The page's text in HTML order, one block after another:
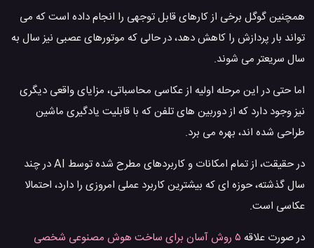
همچنین گوگل برخی از کارهای قابل توجهی را انجام داده است که می
تواند بار پردازش را کاهش دهد، در حالی که موتورهای عصبی نیز سال به
سال سریعتر می شوند.
اما حتی در این مرحله اولیه از عکاسی محاسباتی، مزایای واقعی دیگری
نیز وجود دارد که از دوربین های تلفن که با قابلیت یادگیری ماشین
طراحی شده اند، بهره می برد.
در حقیقت، از تمام امکانات و کاربردهای مطرح شده توسط AI در چند
سال گذشته، حوزه ای که بیشترین کاربرد عملی امروزی را دارد، احتمالا
عکاسی است.
در صورت علاقه
۵ روش آسان برای ساخت هوش مصنوعی شخصی